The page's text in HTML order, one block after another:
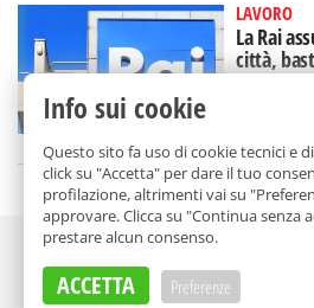
LAVORO
La Rai
città,
come
di
Info sui cookie
Questo sito fa uso di cookie tecnici e
click su "Accetta" per dare il tuo
profilazione, altrimenti vai su
approvare. Clicca su "Continua senza
prestare alcun consenso.
ACCETTA Preferenze